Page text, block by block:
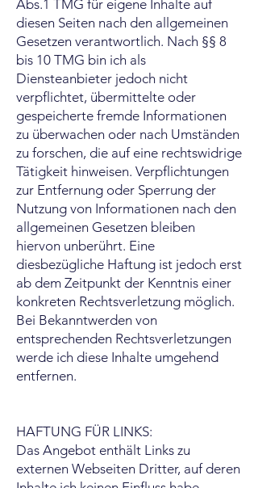
Abs.1 TMG für eigene Inhalte auf
diesen Seiten nach den allgemeinen
Gesetzen verantwortlich. Nach §§ 8
bis 10 TMG bin ich als
Diensteanbieter jedoch nicht
verpflichtet, übermittelte oder
gespeicherte fremde Informationen
zu überwachen oder nach Umständen
zu forschen, die auf eine rechtswidrige
Tätigkeit hinweisen. Verpflichtungen
zur Entfernung oder Sperrung der
Nutzung von Informationen nach den
allgemeinen Gesetzen bleiben
hiervon unberührt. Eine
diesbezügliche Haftung ist jedoch erst
ab dem Zeitpunkt der Kenntnis einer
konkreten Rechtsverletzung möglich.
Bei Bekanntwerden von
entsprechenden Rechtsverletzungen
werde ich diese Inhalte umgehend
entfernen.
HAFTUNG FÜR LINKS:
Das Angebot enthält Links zu
externen Webseiten Dritter, auf deren